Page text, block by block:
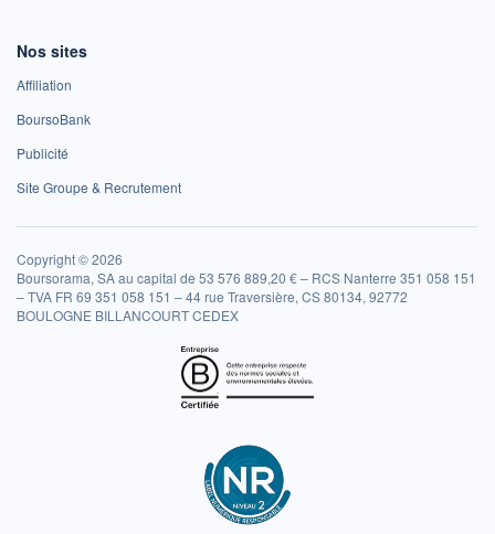
Nos sites
Affiliation
BoursoBank
Publicité
Site Groupe & Recrutement
Copyright © 2026
Boursorama, SA au capital de 53 576 889,20 € – RCS Nanterre 351 058 151
– TVA FR 69 351 058 151 – 44 rue Traversière, CS 80134, 92772
BOULOGNE BILLANCOURT CEDEX